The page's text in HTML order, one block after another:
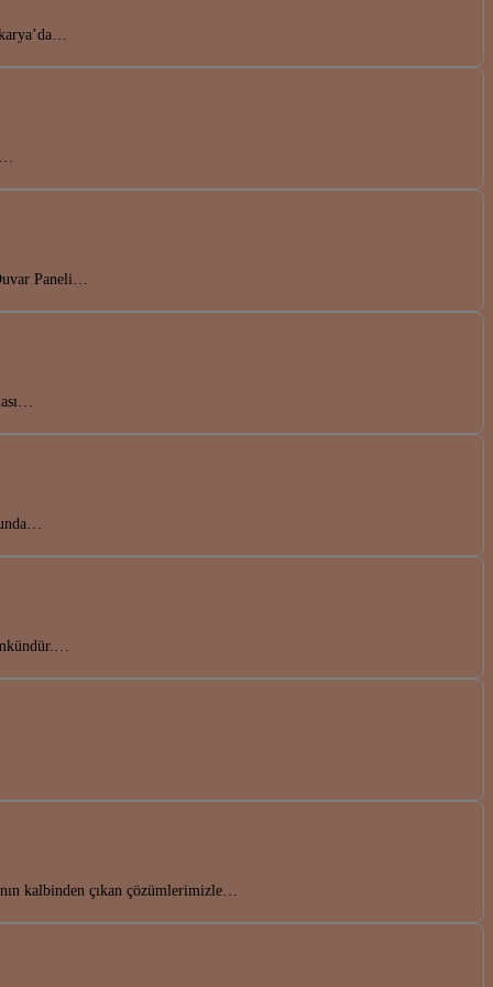
Paneli…
kalbinden çıkan çözümlerimizle…